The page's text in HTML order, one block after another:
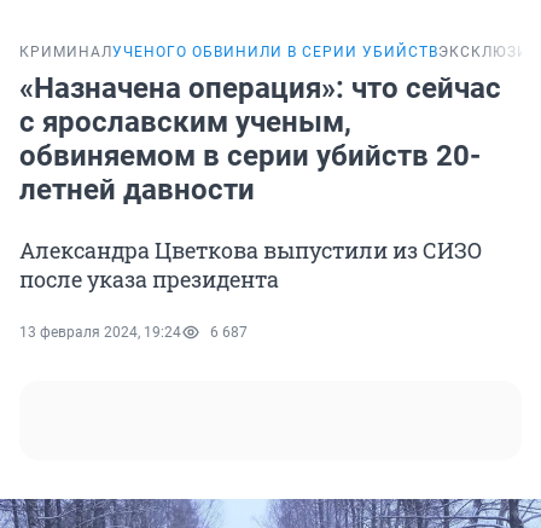
КРИМИНАЛУЧЕНОГО ОБВИНИЛИ В СЕРИИ УБИЙСТВЭКСКЛЮЗИВ
«Назначена операция»: что сейчас
с ярославским ученым,
обвиняемом в серии убийств 20-
летней давности
Александра Цветкова выпустили из СИЗО
после указа президента
13 февраля 2024, 19:24 6 687